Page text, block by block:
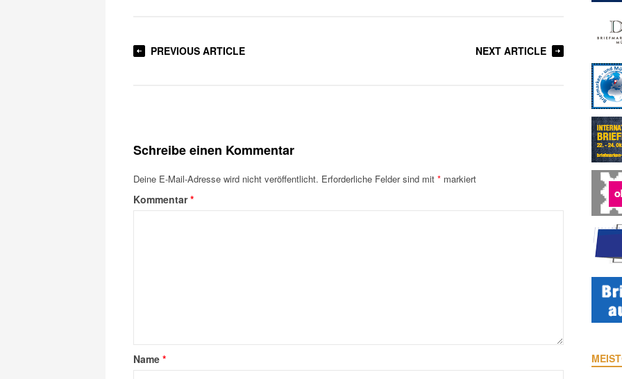
PREVIOUS ARTICLE NEXT ARTICLE
Schreibe einen Kommentar
Deine E-Mail-Adresse wird nicht veröffentlicht. Erforderliche Felder sind mit * markiert
Kommentar*
Name *